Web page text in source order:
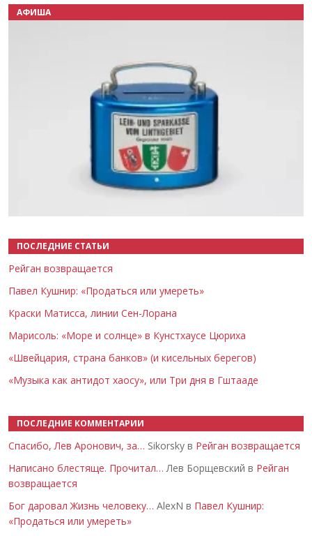
АФИША
ПОСЛЕДНИЕ СТАТЬИ
Рейган возвращается
Павел Кушнир: «Продаться или умереть»
Краски Матисса, линии Сен-Лорана
Марисоль: «Море и солнце» в Кунстхаусе Цюриха
«Швейцария, страна банков» (и кисельных берегов)
«Музыка как антидот хаосу», или Три дня в Гштааде
ПОСЛЕДНИЕ КОММЕНТАРИИ
Спасибо, Лев Аронович, за… Sikorsky в Рейган возвращается
Написано блестяще. Прочитал… Лев Борщевский в Рейган
возвращается
Бог даровал Жизнь человеку… AlexN в Павел Кушнир:
«Продаться или умереть»